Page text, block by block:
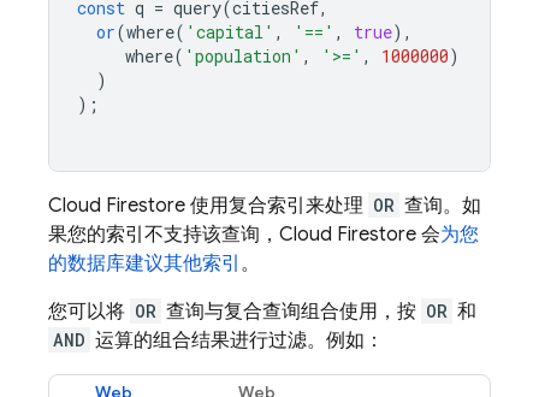
const q = query(citiesRef,
or(where( 'capital' , '==' , true),
where( 'population' , '>=' , 1000000)
)
);
Cloud Firestore 使用复合索引来处理 OR 查询。如
果您的索引不支持该查询， Cloud Firestore 会为您
的数据库建议其他索引 。
您可以将 OR 查询与复合查询组合使用，按 OR 和
AND 运算的组合结果进行过滤。例如：
Web Web